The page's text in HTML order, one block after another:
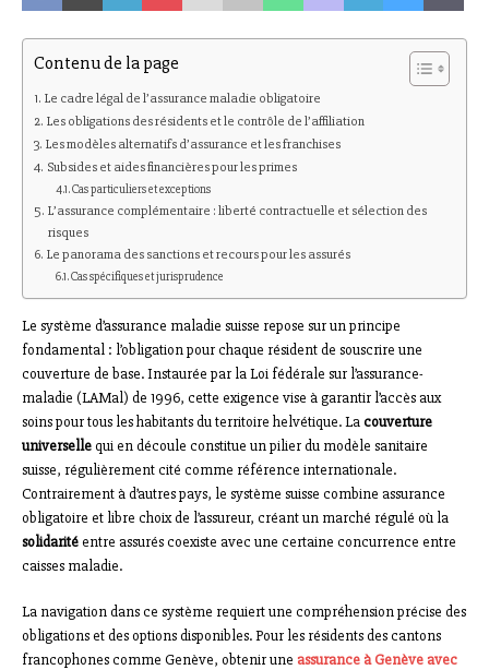
Contenu de la page
Le cadre légal de l’assurance maladie obligatoire
Les obligations des résidents et le contrôle de l’affiliation
Les modèles alternatifs d’assurance et les franchises
Subsides et aides financières pour les primes
Cas particuliers et exceptions
L’assurance complémentaire : liberté contractuelle et sélection des
risques
Le panorama des sanctions et recours pour les assurés
Cas spécifiques et jurisprudence
Le système d’assurance maladie suisse repose sur un principe
fondamental : l’obligation pour chaque résident de souscrire une
couverture de base. Instaurée par la Loi fédérale sur l’assurance-
maladie (LAMal) de 1996, cette exigence vise à garantir l’accès aux
soins pour tous les habitants du territoire helvétique. Lacouverture
universellequi en découle constitue un pilier du modèle sanitaire
suisse, régulièrement cité comme référence internationale.
Contrairement à d’autres pays, le système suisse combine assurance
obligatoire et libre choix de l’assureur, créant un marché régulé où la
solidaritéentre assurés coexiste avec une certaine concurrence entre
caisses maladie.
La navigation dans ce système requiert une compréhension précise des
obligations et des options disponibles. Pour les résidents des cantons
francophones comme Genève, obtenir une assurance à Genève avec